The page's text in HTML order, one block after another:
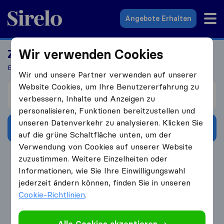
Sirelo.at
Angebote Erhalten
Ziehen Sie bald um?
Erhalten Sie 5 Angebote in 3 Schritten
Ich ziehe um von
Angebote erhalten
4.3 793 Google Bewertungen
Wir verwenden Cookies
Wir und unsere Partner verwenden auf unserer
Website Cookies, um Ihre Benutzererfahrung zu
verbessern, Inhalte und Anzeigen zu
personalisieren, Funktionen bereitzustellen und
unseren Datenverkehr zu analysieren. Klicken Sie
auf die grüne Schaltfläche unten, um der
Verwendung von Cookies auf unserer Website
zuzustimmen. Weitere Einzelheiten oder
Informationen, wie Sie Ihre Einwilligungswahl
jederzeit ändern können, finden Sie in unseren
Cookie-Richtlinien.